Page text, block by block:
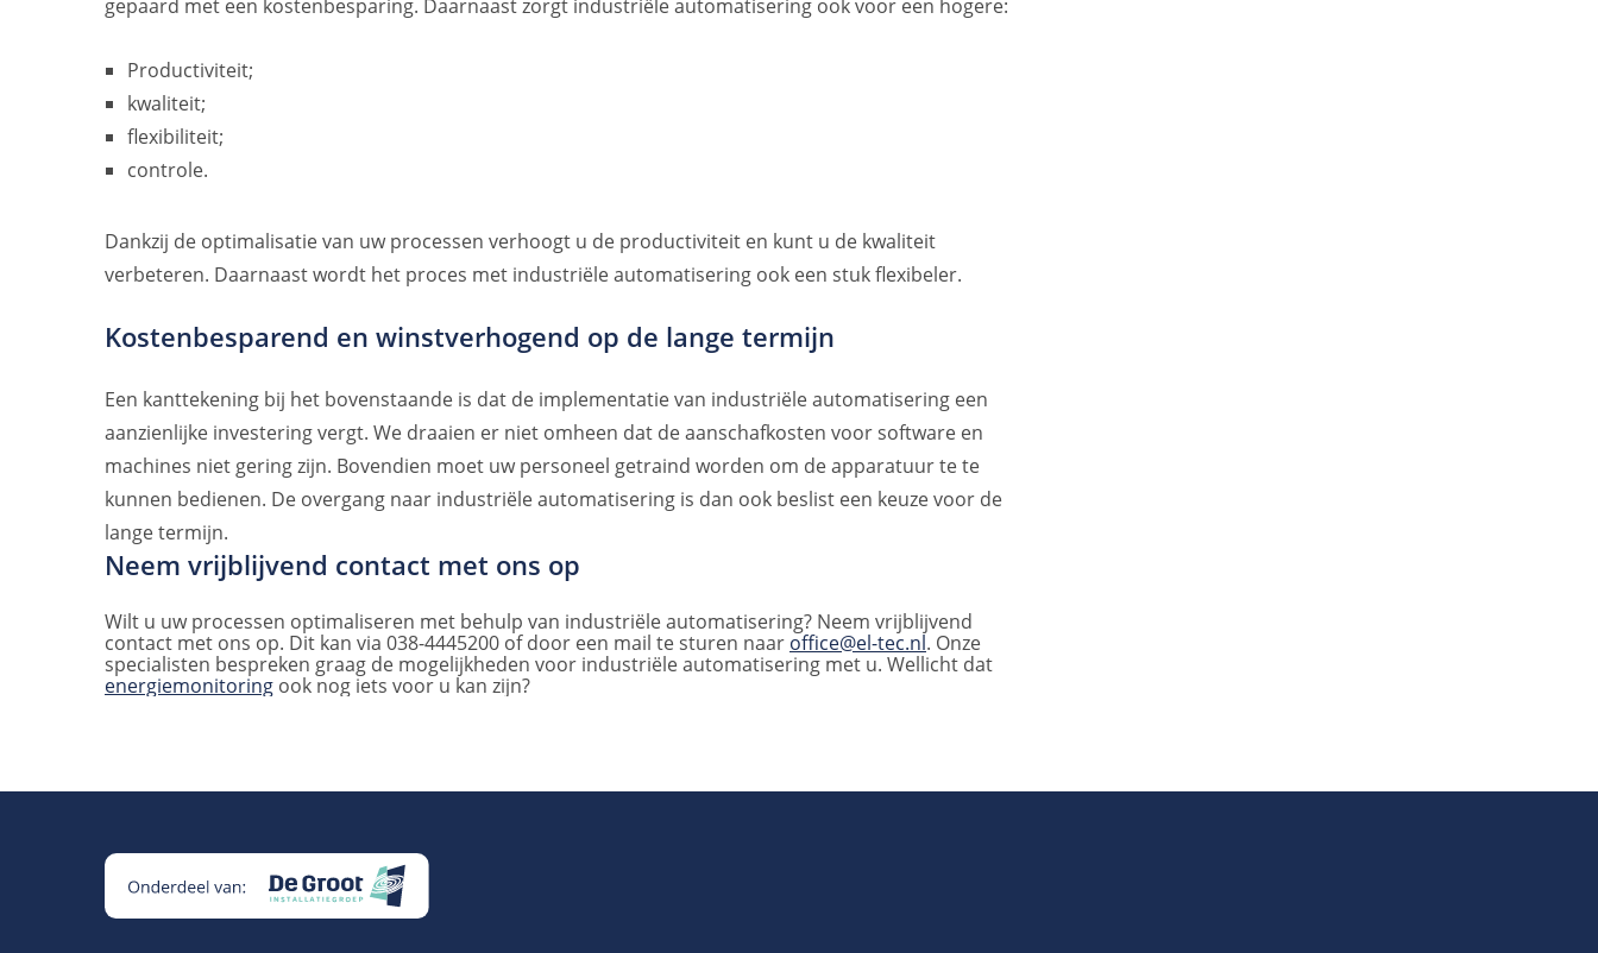
gepaard met een kostenbesparing. Daarnaast zorgt industriële automatisering ook voor een hogere:
Productiviteit;
kwaliteit;
flexibiliteit;
controle.
Dankzij de optimalisatie van uw processen verhoogt u de productiviteit en kunt u de kwaliteit
verbeteren. Daarnaast wordt het proces met industriële automatisering ook een stuk flexibeler.
Kostenbesparend en winstverhogend op de lange termijn
Een kanttekening bij het bovenstaande is dat de implementatie van industriële automatisering een
aanzienlijke investering vergt. We draaien er niet omheen dat de aanschafkosten voor software en
machines niet gering zijn. Bovendien moet uw personeel getraind worden om de apparatuur te te
kunnen bedienen. De overgang naar industriële automatisering is dan ook beslist een keuze voor de
lange termijn.
Neem vrijblijvend contact met ons op
Wilt u uw processen optimaliseren met behulp van industriële automatisering? Neem vrijblijvend
contact met ons op. Dit kan via 038-4445200 of door een mail te sturen naar office@el-tec.nl. Onze
specialisten bespreken graag de mogelijkheden voor industriële automatisering met u. Wellicht dat
energiemonitoring ook nog iets voor u kan zijn?